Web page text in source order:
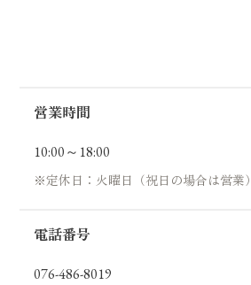
営業時間
10:00～18:00
※定休日：火曜日（祝日の場合は営業）
電話番号
076-486-8019